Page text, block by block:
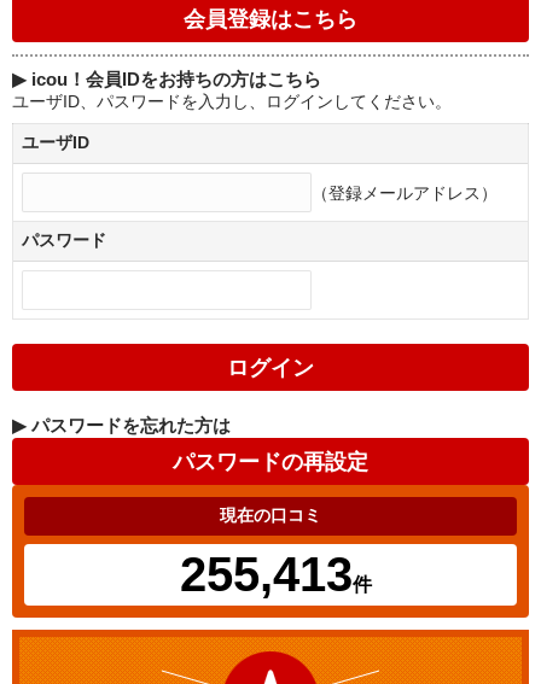
▶ icou！会員IDをお持ちの方はこちら
ユーザID、パスワードを入力し、ログインしてください。
ユーザID
（登録メールアドレス）
パスワード
▶ パスワードを忘れた方は
現在の口コミ
255,413件